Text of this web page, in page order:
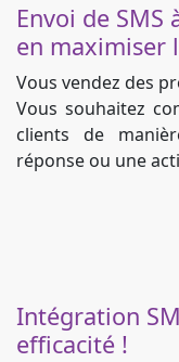
Envoi de
en maximiser
Vous vendez des
Vous souhaitez
clients de
réponse ou une
Intégration
efficacité !